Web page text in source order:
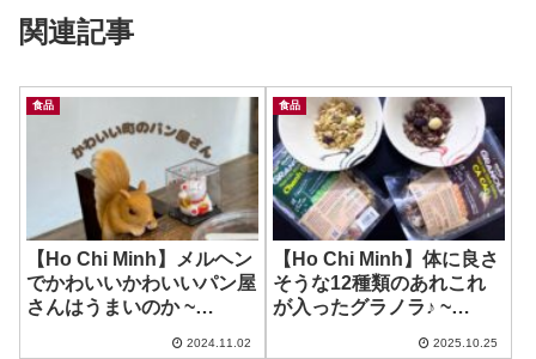
関連記事
食品
【Ho Chi Minh】メルヘン
でかわいいかわいいパン屋
さんはうまいのか ~
2024.11.02
食品
【Ho Chi Minh】体に良さ
そうな12種類のあれこれ
が入ったグラノラ♪ ~
2025.10.25